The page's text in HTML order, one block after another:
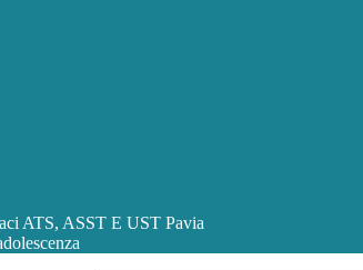
ATS, ASST E UST Pavia